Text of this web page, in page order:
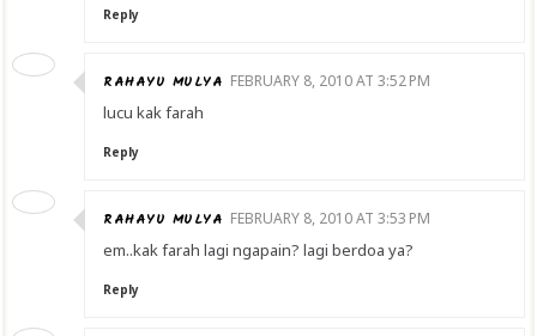
Reply
RAHAYU MULYA FEBRUARY 8, 2010 AT 3:52 PM
lucu kak farah
Reply
RAHAYU MULYA FEBRUARY 8, 2010 AT 3:53 PM
em..kak farah lagi ngapain? lagi berdoa ya?
Reply